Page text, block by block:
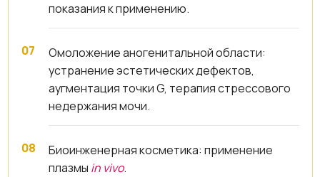
показания к применению.
Омоложение аногенитальной области:
устранение эстетических дефектов,
аугментация точки G, терапия стрессового
недержания мочи.
Биоинженерная косметика: применение
плазмы in vivo.